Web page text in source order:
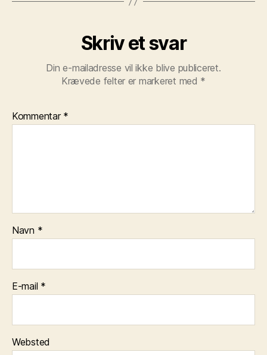
Skriv et svar
Din e-mailadresse vil ikke blive publiceret.
Krævede felter er markeret med *
Kommentar *
Navn *
E-mail *
Websted